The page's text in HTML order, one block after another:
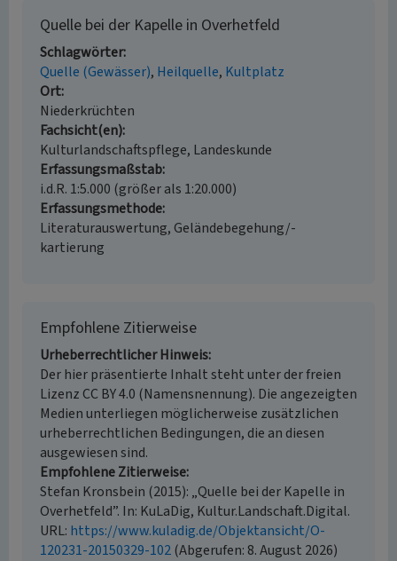
Quelle bei der Kapelle in Overhetfeld
Schlagwörter
Quelle (Gewässer) Heilquelle Kultplatz
Ort
Niederkrüchten
Fachsicht(en)
Kulturlandschaftspflege, Landeskunde
Erfassungsmaßstab
i.d.R. 1:5.000 (größer als 1:20.000)
Erfassungsmethode
Literaturauswertung, Geländebegehung/-
kartierung
Empfohlene Zitierweise
Urheberrechtlicher Hinweis
Der hier präsentierte Inhalt steht unter der freien
Lizenz CC BY 4.0 (Namensnennung). Die angezeigten
Medien unterliegen möglicherweise zusätzlichen
urheberrechtlichen Bedingungen, die an diesen
ausgewiesen sind.
Empfohlene Zitierweise
Stefan Kronsbein (2015): „Quelle bei der Kapelle in
Overhetfeld”. In: KuLaDig, Kultur.Landschaft.Digital.
URL: https://www.kuladig.de/Objektansicht/O-
120231-20150329-102(Abgerufen: 8. August 2026)